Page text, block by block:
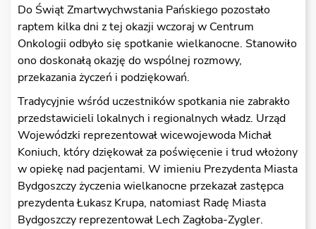
Do Świąt Zmartwychwstania Pańskiego pozostało
raptem kilka dni z tej okazji wczoraj w Centrum
Onkologii odbyło się spotkanie wielkanocne. Stanowiło
ono doskonałą okazję do wspólnej rozmowy,
przekazania życzeń i podziękowań.
Tradycyjnie wśród uczestników spotkania nie zabrakło
przedstawicieli lokalnych i regionalnych władz. Urząd
Wojewódzki reprezentował wicewojewoda Michał
Koniuch, który dziękował za poświęcenie i trud włożony
w opiekę nad pacjentami. W imieniu Prezydenta Miasta
Bydgoszczy życzenia wielkanocne przekazał zastępca
prezydenta Łukasz Krupa, natomiast Radę Miasta
Bydgoszczy reprezentował Lech Zagłoba-Zygler.